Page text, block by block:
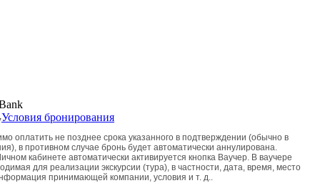
Условия бронирования
оплатить не позднее срока указанного в подтверждении (обычно в
в противном случае бронь будет автоматически аннулирована.
кабинете автоматически активируется кнопка Ваучер. В ваучере
для реализации экскурсии (тура), в частности, дата, время, место
принимающей компании, условия и т. д..